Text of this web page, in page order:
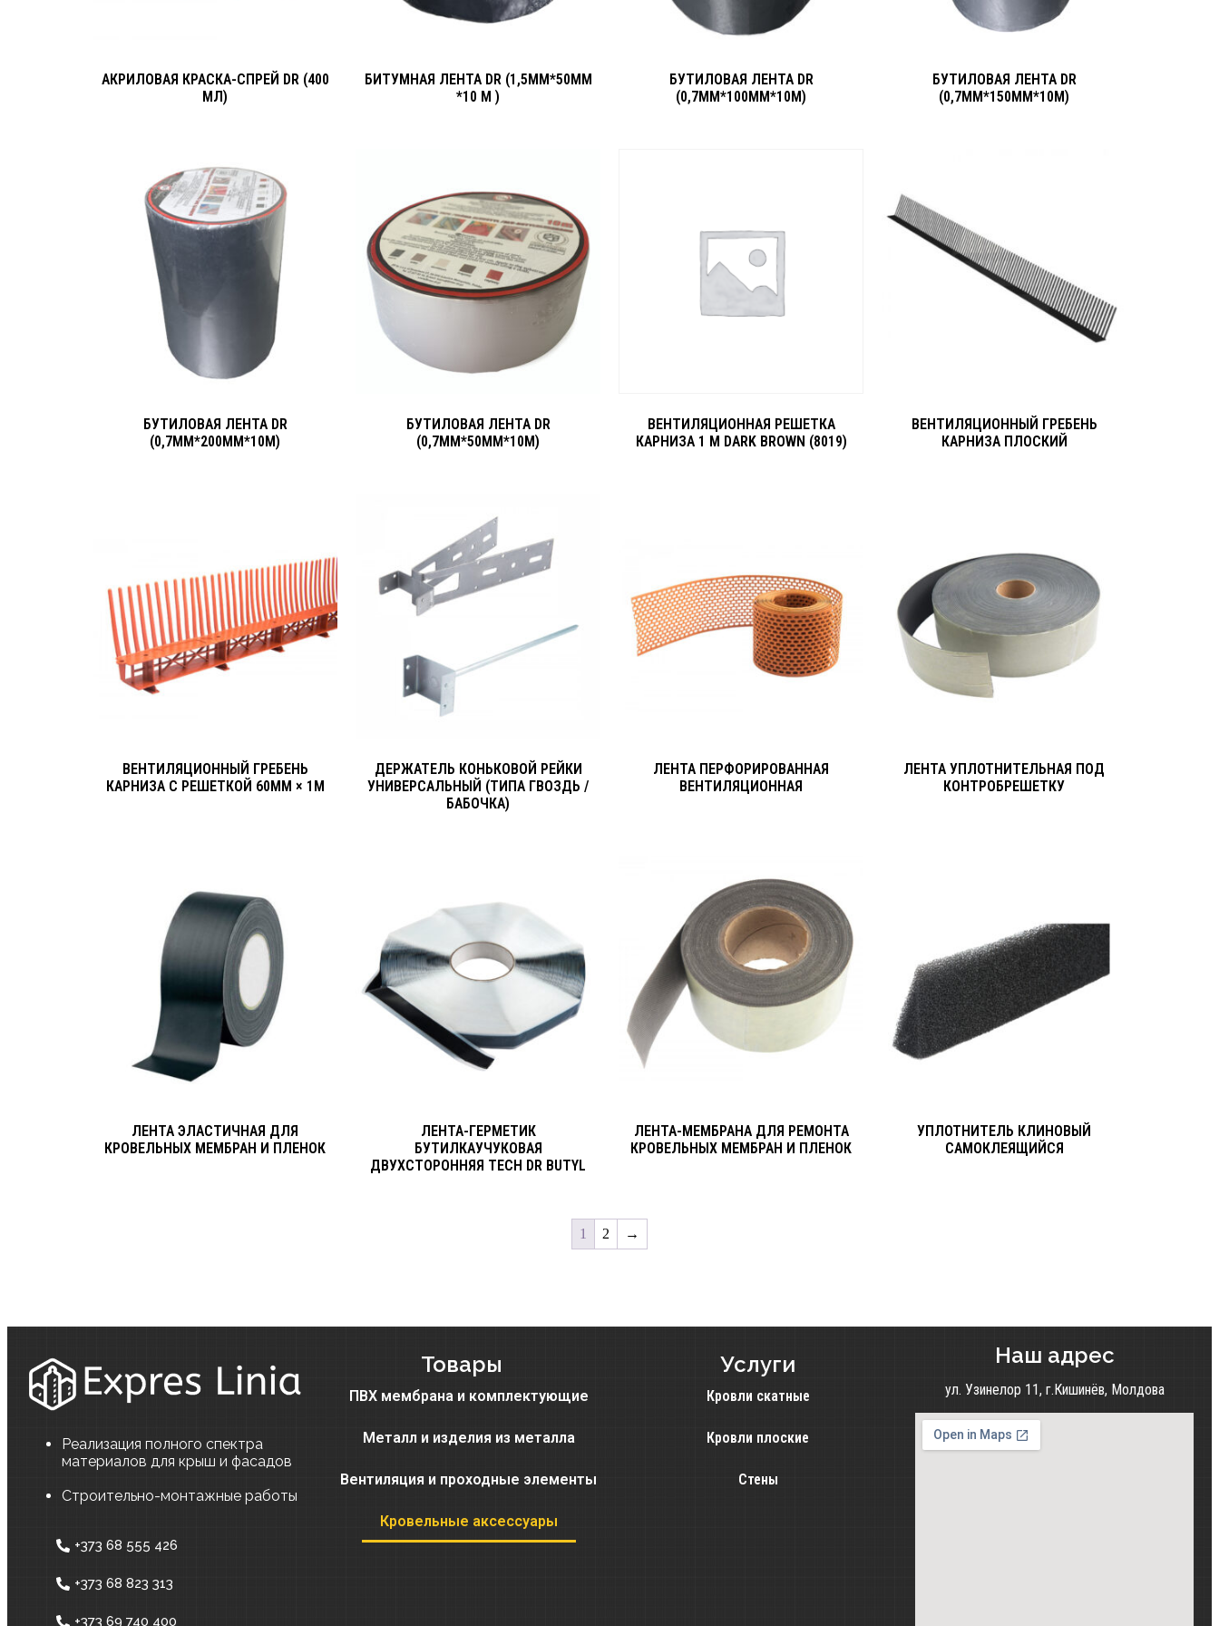
АКРИЛОВАЯ КРАСКА-СПРЕЙ DR (400
МЛ)
БИТУМНАЯ ЛЕНТА DR (1,5ММ*50ММ
*10 М )
БУТИЛОВАЯ ЛЕНТА DR
(0,7ММ*100ММ*10М)
БУТИЛОВАЯ ЛЕНТА DR
(0,7ММ*150ММ*10М)
БУТИЛОВАЯ ЛЕНТА DR
(0,7ММ*200ММ*10М)
БУТИЛОВАЯ ЛЕНТА DR
(0,7ММ*50ММ*10М)
ВЕНТИЛЯЦИОННАЯ РЕШЕТКА
КАРНИЗА 1 М DARK BROWN (8019)
ВЕНТИЛЯЦИОННЫЙ ГРЕБЕНЬ
КАРНИЗА ПЛОСКИЙ
ВЕНТИЛЯЦИОННЫЙ ГРЕБЕНЬ
КАРНИЗА С РЕШЕТКОЙ 60ММ × 1М
ДЕРЖАТЕЛЬ КОНЬКОВОЙ РЕЙКИ
УНИВЕРСАЛЬНЫЙ (ТИПА ГВОЗДЬ /
БАБОЧКА)
ЛЕНТА ПЕРФОРИРОВАННАЯ
ВЕНТИЛЯЦИОННАЯ
ЛЕНТА УПЛОТНИТЕЛЬНАЯ ПОД
КОНТРОБРЕШЕТКУ
ЛЕНТА ЭЛАСТИЧНАЯ ДЛЯ
КРОВЕЛЬНЫХ МЕМБРАН И ПЛЕНОК
ЛЕНТА-ГЕРМЕТИК
БУТИЛКАУЧУКОВАЯ
ДВУХСТОРОННЯЯ TECH DR BUTYL
ЛЕНТА-МЕМБРАНА ДЛЯ РЕМОНТА
КРОВЕЛЬНЫХ МЕМБРАН И ПЛЕНОК
УПЛОТНИТЕЛЬ КЛИНОВЫЙ
САМОКЛЕЯЩИЙСЯ
1 2 →
Реализация полного спектра
материалов для крыш и фасадов
Строительно-монтажные работы
+373 68 555 426
+373 68 823 313
+373 69 740 400
Товары
ПВХ мембрана и комплектующие
Металл и изделия из металла
Вентиляция и проходные элементы
Кровельные аксессуары
Услуги
Кровли скатные
Кровли плоские
Стены
Наш адрес
ул. Узинелор 11, г.Кишинёв, Молдова